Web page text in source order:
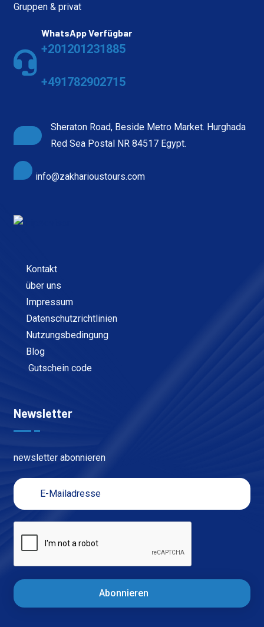
Gruppen & privat
WhatsApp Verfügbar
+201201231885
+491782902715
Sheraton Road, Beside Metro Market. Hurghada
Red Sea Postal NR 84517 Egypt.
info@zakharioustours.com
Kontakt
über uns
Impressum
Datenschutzrichtlinien
Nutzungsbedingung
Blog
Gutschein code
Newsletter
newsletter abonnieren
Abonnieren